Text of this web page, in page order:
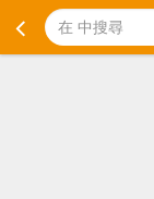
在 中搜尋